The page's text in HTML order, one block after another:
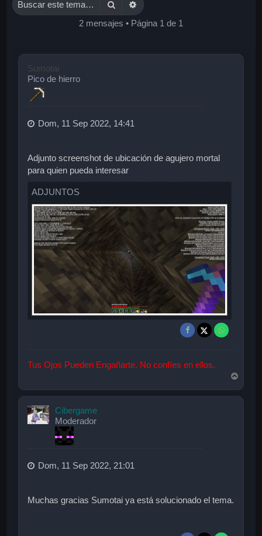
BuscarBúsqueda avanzada
2 mensajes • Página 1 de 1
Sumotai
Pico de hierro
Dom, 11 Sep 2022, 14:41
Adjunto screenshot de ubicación de agujero mortal
para quien pueda interesar
ADJUNTOS
Tus Ojos Pueden Engañarte. No confíes en ellos.
r
Cibergame
Moderador
Dom, 11 Sep 2022, 21:01
Muchas gracias Sumotai ya está solucionado el tema.